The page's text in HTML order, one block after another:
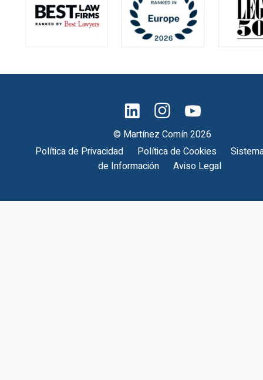
© Martínez Comín 2026
Política de Privacidad
Política de Cookies
de Información
Aviso Legal